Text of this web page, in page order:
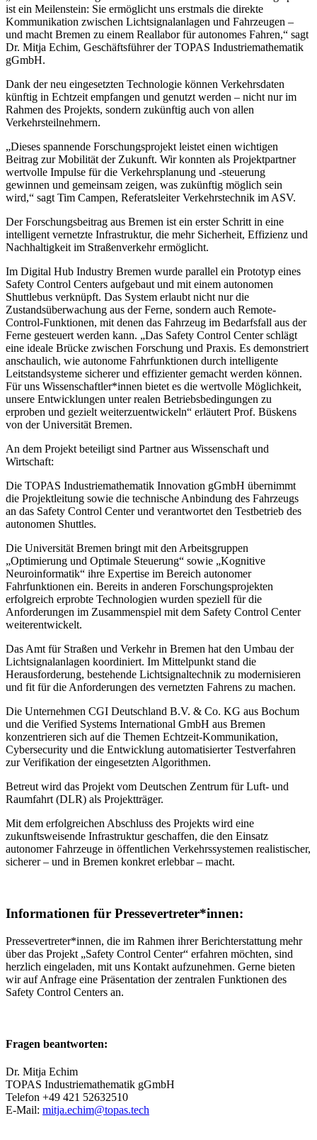
ist ein Meilenstein: Sie ermöglicht uns erstmals die direkte
Kommunikation zwischen Lichtsignalanlagen und Fahrzeugen –
und macht Bremen zu einem Reallabor für autonomes Fahren,“ sagt
Dr. Mitja Echim, Geschäftsführer der TOPAS Industriemathematik
gGmbH.
Dank der neu eingesetzten Technologie können Verkehrsdaten
künftig in Echtzeit empfangen und genutzt werden – nicht nur im
Rahmen des Projekts, sondern zukünftig auch von allen
Verkehrsteilnehmern.
„Dieses spannende Forschungsprojekt leistet einen wichtigen
Beitrag zur Mobilität der Zukunft. Wir konnten als Projektpartner
wertvolle Impulse für die Verkehrsplanung und -steuerung
gewinnen und gemeinsam zeigen, was zukünftig möglich sein
wird,“ sagt Tim Campen, Referatsleiter Verkehrstechnik im ASV.
Der Forschungsbeitrag aus Bremen ist ein erster Schritt in eine
intelligent vernetzte Infrastruktur, die mehr Sicherheit, Effizienz und
Nachhaltigkeit im Straßenverkehr ermöglicht.
Im Digital Hub Industry Bremen wurde parallel ein Prototyp eines
Safety Control Centers aufgebaut und mit einem autonomen
Shuttlebus verknüpft. Das System erlaubt nicht nur die
Zustandsüberwachung aus der Ferne, sondern auch Remote-
Control-Funktionen, mit denen das Fahrzeug im Bedarfsfall aus der
Ferne gesteuert werden kann. „Das Safety Control Centerschlägt
eine ideale Brücke zwischen Forschung und Praxis. Es demonstriert
anschaulich, wie autonome Fahrfunktionen durch intelligente
Leitstandsysteme sicherer und effizienter gemacht werden können.
Für uns Wissenschaftler*innen bietet es die wertvolle Möglichkeit,
unsere Entwicklungen unter realen Betriebsbedingungen zu
erproben und gezielt weiterzuentwickeln“ erläutert Prof. Büskens
von der Universität Bremen.
An dem Projekt beteiligt sind Partner aus Wissenschaft und
Wirtschaft:
Die TOPAS Industriemathematik Innovation gGmbH übernimmt
die Projektleitung sowie die technische Anbindung des Fahrzeugs
an das Safety Control Centerund verantwortet den Testbetrieb des
autonomen Shuttles.
Die Universität Bremen bringt mit den Arbeitsgruppen
„Optimierung und Optimale Steuerung“ sowie „Kognitive
Neuroinformatik“ ihre Expertise im Bereich autonomer
Fahrfunktionen ein. Bereits in anderen Forschungsprojekten
erfolgreich erprobte Technologien wurden speziell für die
Anforderungen im Zusammenspiel mit dem Safety Control Center
weiterentwickelt.
Das Amt für Straßen und Verkehr in Bremen hat den Umbau der
Lichtsignalanlagen koordiniert. Im Mittelpunkt stand die
Herausforderung, bestehende Lichtsignaltechnik zu modernisieren
und fit für die Anforderungen des vernetzten Fahrens zu machen.
Die Unternehmen CGI Deutschland B.V. & Co. KG aus Bochum
und die Verified Systems International GmbH aus Bremen
konzentrieren sich auf die Themen Echtzeit-Kommunikation,
Cybersecurity und die Entwicklung automatisierter Testverfahren
zur Verifikation der eingesetzten Algorithmen.
Betreut wird das Projekt vom Deutschen Zentrum für Luft- und
Raumfahrt (DLR) als Projektträger.
Mit dem erfolgreichen Abschluss des Projekts wird eine
zukunftsweisende Infrastruktur geschaffen, die den Einsatz
autonomer Fahrzeuge in öffentlichen Verkehrssystemen realistischer,
sicherer – und in Bremen konkret erlebbar – macht.
Informationen für Pressevertreter*innen:
Pressevertreter*innen, die im Rahmen ihrer Berichterstattung mehr
über das Projekt „Safety Control Center“ erfahren möchten, sind
herzlich eingeladen, mit uns Kontakt aufzunehmen. Gerne bieten
wir auf Anfrage eine Präsentation der zentralen Funktionen des
Safety Control Centers an.
Fragen beantworten:
Dr. Mitja Echim
TOPAS Industriemathematik gGmbH
Telefon +49 421 52632510
E-Mail: mitja.echim@topas.tech